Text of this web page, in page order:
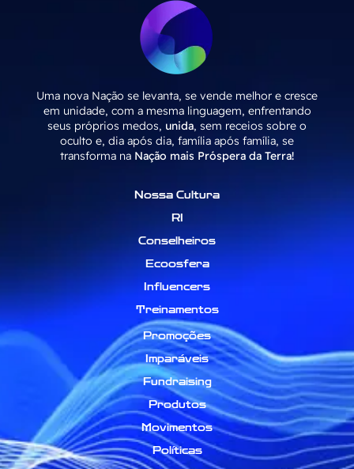
Uma nova Nação se levanta, se vende melhor e cresce
em unidade, com a mesma linguagem, enfrentando
seus próprios medos, unida, sem receios sobre o
oculto e, dia após dia, família após família, se
transforma na Nação mais Próspera da Terra!
Nossa Cultura
RI
Conselheiros
Ecoosfera
Influencers
Treinamentos
Promoções
Imparáveis
Fundraising
Produtos
Movimentos
Políticas